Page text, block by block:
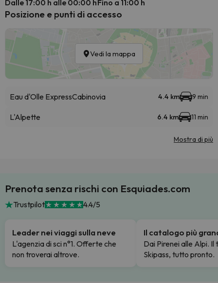
Dalle 17:00 h alle 00:00 hFino a 11:00 h
Posizione e punti di accesso
Vedi la mappa
Eau d'Olle ExpressCabinovia 4.4 km 9 min
L'Alpette 6.4 km 11 min
Mostra di più
Prenota senza rischi con Esquiades.com
Trustpilot 4.4/5
Leader nei viaggi sulla neve
L'agenzia di sci n°1. Offerte che
non troverai altrove.
Il catalogo più
Dai Pirenei alle Alpi. Il
Skipass, tutto pronto.